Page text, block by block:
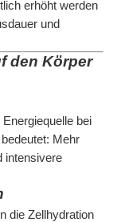
erhöht werden
und
den Körper
bei
Mehr
intensivere
die Zellhydration